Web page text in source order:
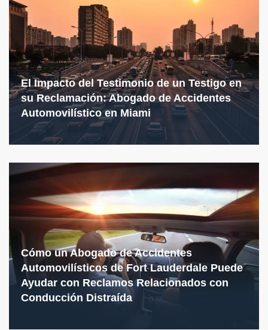
El Impacto del Testimonio de un Testigo en
su Reclamación: Abogado de Accidentes
Automovilístico en Miami
Cómo un Abogado de Accidentes
Automovilísticos de Fort Lauderdale Puede
Ayudar con Reclamos Relacionados con
Conducción Distraída